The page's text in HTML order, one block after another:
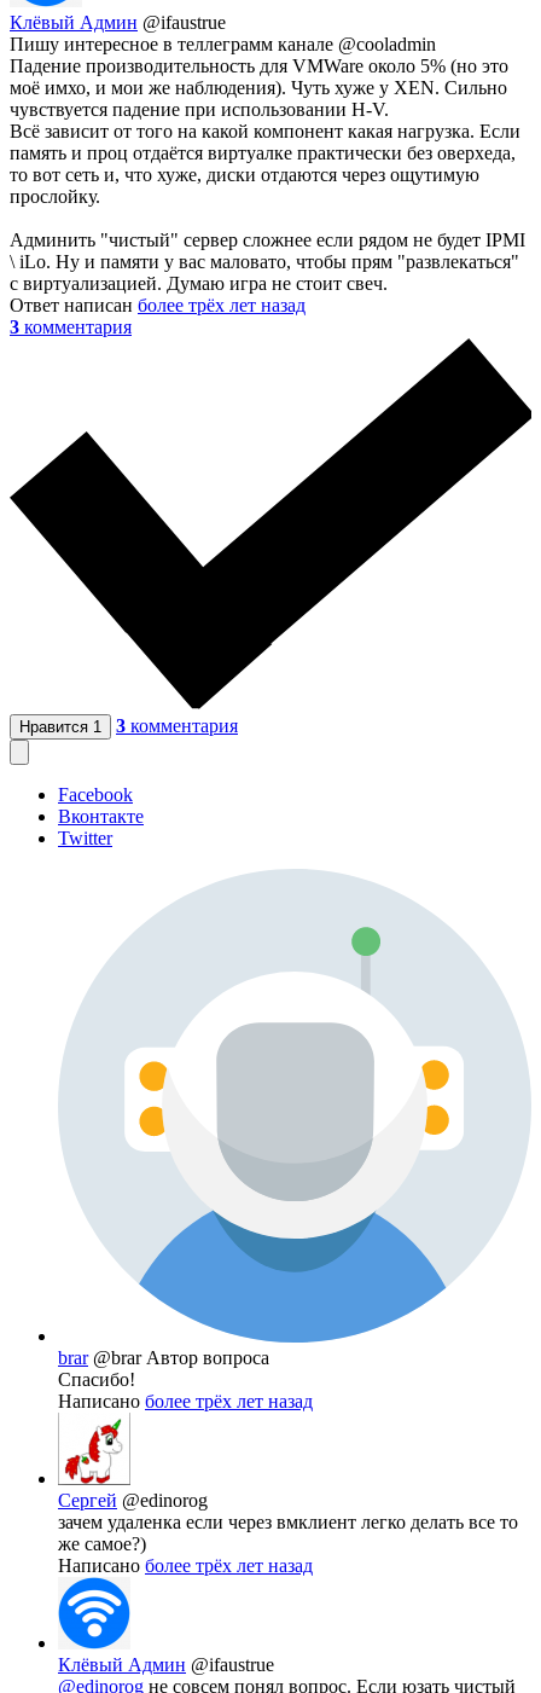
Клёвый Админ @ifaustrue
Пишу интересное в теллеграмм канале @cooladmin
Падение производительность для VMWare около 5% (но это
моё имхо, и мои же наблюдения). Чуть хуже у XEN. Сильно
чувствуется падение при использовании H-V.
Всё зависит от того на какой компонент какая нагрузка. Если
память и проц отдаётся виртуалке практически без оверхеда,
то вот сеть и, что хуже, диски отдаются через ощутимую
прослойку.
Админить "чистый" сервер сложнее если рядом не будет IPMI
\ iLo. Ну и памяти у вас маловато, чтобы прям "развлекаться"
с виртуализацией. Думаю игра не стоит свеч.
Ответ написан более трёх лет назад
3 комментария
Нравится 1 3 комментария
Facebook
Вконтакте
Twitter
brar @brar Автор вопроса
Спасибо!
Написано более трёх лет назад
Сергей @edinorog
зачем удаленка если через вмклиент легко делать все то
же самое?)
Написано более трёх лет назад
Клёвый Админ @ifaustrue
@edinorog не совсем понял вопрос. Если юзать чистый